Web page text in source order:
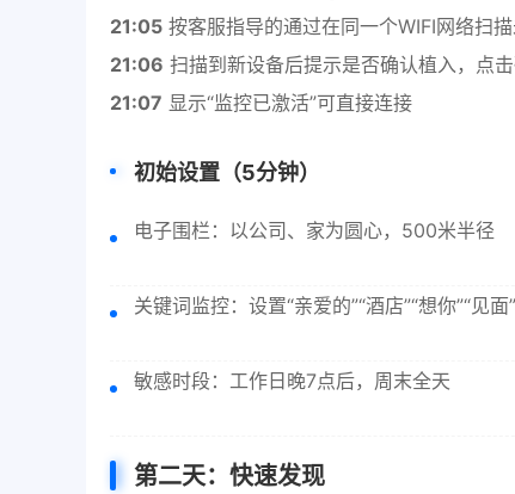
21:05 按客服指导的通过在同一个WIFI网络扫
21:06 扫描到新设备后提示是否确认植入，点
21:07 显示“监控已激活”可直接连接
初始设置（5分钟）
电子围栏：以公司、家为圆心，500米半径
关键词监控：设置“亲爱的”“酒店”“想你”“见面”
敏感时段：工作日晚7点后，周末全天
第二天：快速发现